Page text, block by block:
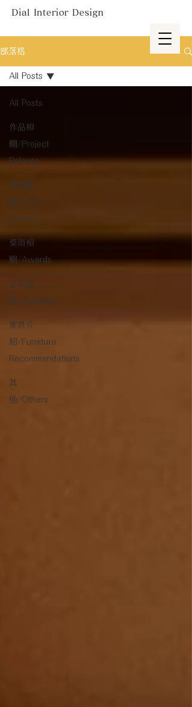
Dial Interior Design
部落格
All Posts
作品相
關/Project
Release
媒體專
題/Press
Covers
獎項相
關/Awards
公司活
動/Activities
家具介
紹/Furniture
Recommendations
其
他/Others
All Posts